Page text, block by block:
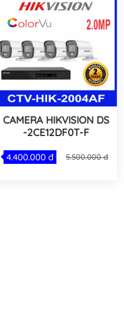
CAMERA HIKVISION DS
-2CE12DF0T-F
4.400.000 đ 5.500.000 đ